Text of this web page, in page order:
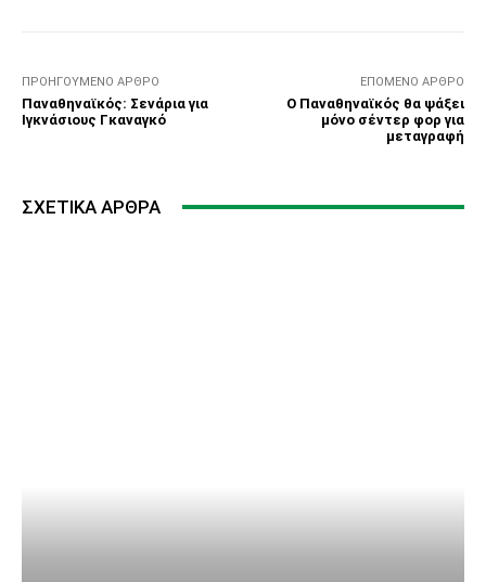
ΠΡΟΗΓΟΎΜΕΝΟ ΆΡΘΡΟ
Παναθηναϊκός: Σενάρια για
Ιγκνάσιους Γκαναγκό
ΕΠΌΜΕΝΟ ΆΡΘΡΟ
Ο Παναθηναϊκός θα ψάξει
μόνο σέντερ φορ για
μεταγραφή
ΣΧΕΤΙΚΆ ΆΡΘΡΑ